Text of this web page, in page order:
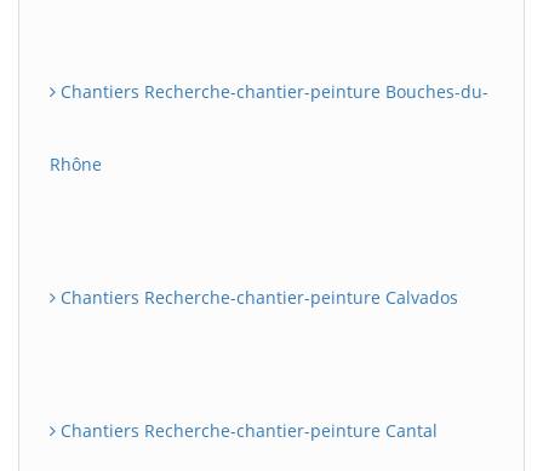
Chantiers Recherche-chantier-peinture Bouches-du-
Rhône
Chantiers Recherche-chantier-peinture Calvados
Chantiers Recherche-chantier-peinture Cantal